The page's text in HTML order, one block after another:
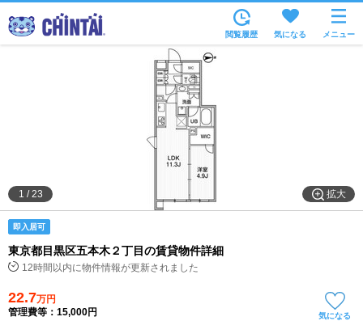
沿線・駅から
住所から
家賃相場から
通勤通学時間から
物件特集から
不動産会社から
閲覧履歴 気になる メニュー
拡大
1 /23
即入居可
東京都目黒区五本木２丁目の賃貸物件詳細
12時間以内に物件情報が更新されました
22.7万円
管理費等：15,000円
気になる